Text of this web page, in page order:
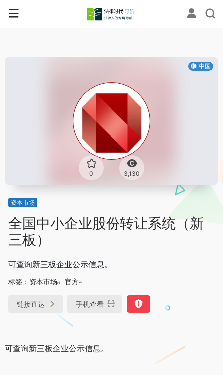
中国
0 3,130
资本市场
全国中小企业股份转让系统（新
三板）
可查询新三板企业公示信息。
标签： 资本市场 官方
链接直达 手机查看
可查询新三板企业公示信息。